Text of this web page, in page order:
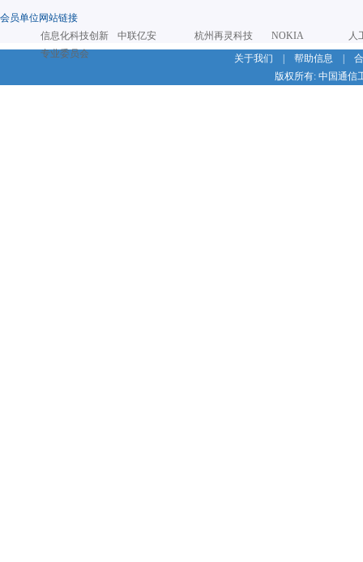
会员单位网站链接
信息化科技创新
专业委员会
中联亿安 杭州再灵科技 NOKIA
人
关于我们
帮助信息
版权所有: 中国通信